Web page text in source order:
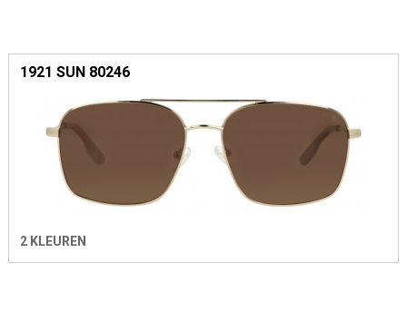
1921 SUN 80246
2 KLEUREN